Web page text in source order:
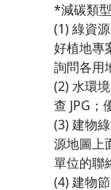
*減碳類
(1) 綠資
好植地專
詢問各用
(2) 水環
查 JPG；
(3) 建物
源地圖上
單位的聯
(4) 建物